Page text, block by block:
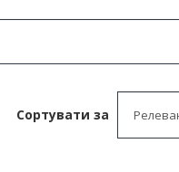
Сортувати за